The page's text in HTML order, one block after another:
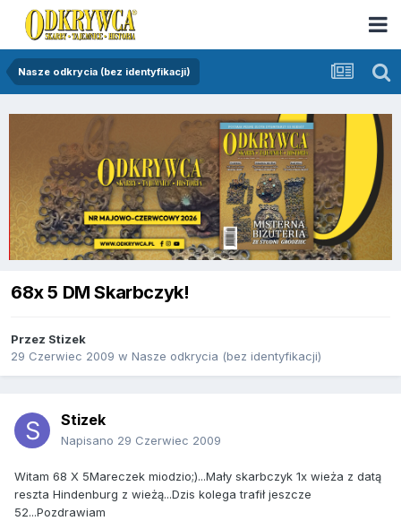
Nasze odkrycia (bez identyfikacji)
68x 5 DM Skarbczyk!
Przez Stizek
29 Czerwiec 2009 w Nasze odkrycia (bez identyfikacji)
Stizek
Napisano 29 Czerwiec 2009
Witam 68 X 5Mareczek miodzio;)...Mały skarbczyk 1x wieża z datą
reszta Hindenburg z wieżą...Dzis kolega trafił jeszcze
52...Pozdrawiam